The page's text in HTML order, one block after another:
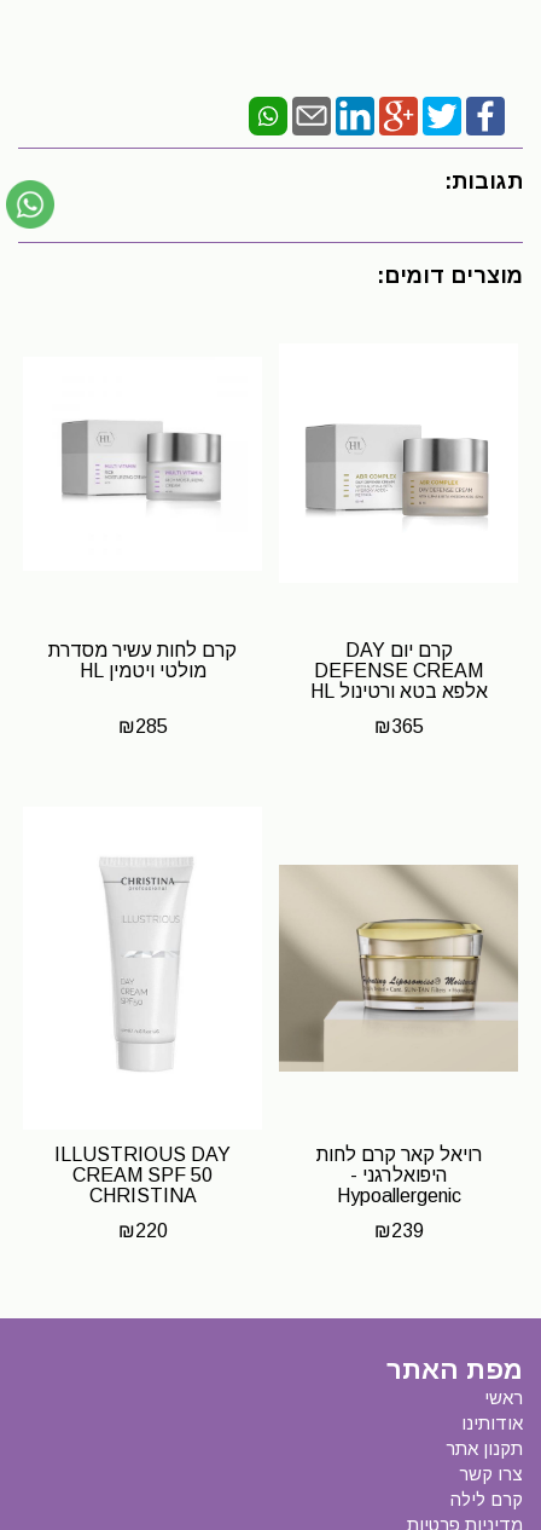
תגובות:
מוצרים דומים:
קרם יום DAY
DEFENSE CREAM
אלפא בטא ורטינול HL
₪365
קרם לחות עשיר מסדרת
מולטי ויטמין HL
₪285
רויאל קאר קרם לחות
היפואלרגני -
Hypoallergenic
Care
₪239
ILLUSTRIOUS DAY
CREAM SPF 50
CHRISTINA
₪220
מפת האתר
ראשי
אודותינו
תקנון אתר
צרו קשר
קרם לילה
מדיניות פרטיות